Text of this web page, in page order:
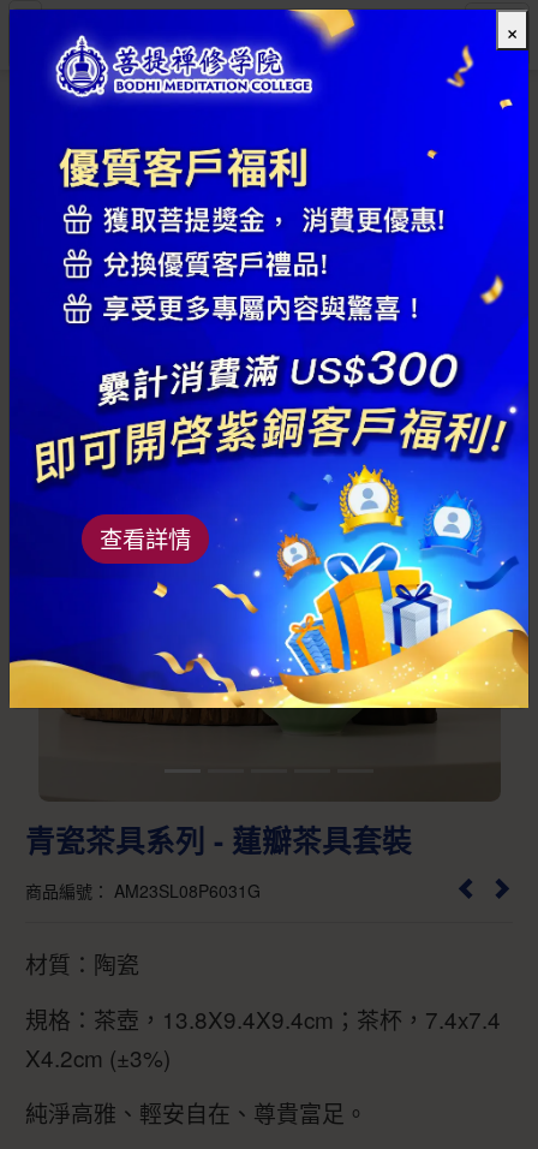
全部
Previous Next
青瓷茶具系列 - 蓮瓣茶具套裝
商品編號： AM23SL08P6031G
材質：陶瓷
規格：茶壺，13.8X9.4X9.4cm；茶杯，7.4x7.4
X4.2cm (±3%)
純淨高雅、輕安自在、尊貴富足。
×
查看詳情